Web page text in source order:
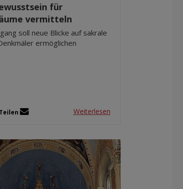
für
vermitteln
soll neue Blicke auf sakrale
ermöglichen
Teilen Weiterlesen